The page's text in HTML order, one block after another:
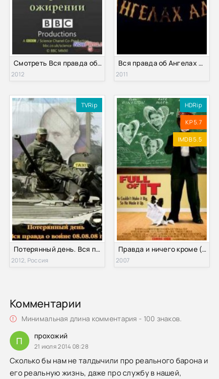
Смотреть Вся правда об ожирении (2012)
2012
Вся правда об Ангелах ада (2011)
2011
TVRip
Потерянный день. Вся правда о войне 08.08.08 г. (2012)
2012, Россия
HDRip
KP 5.7
IMDB 5.5
Правда и ничего кроме (2007)
2007
Комментарии
Минимальная длина комментария - 100 знаков.
П прохожий
21 июля 2014 08:28
Сколько бы нам не талдычили про реального барона и
его реальную жизнь, даже про службу в нашей,